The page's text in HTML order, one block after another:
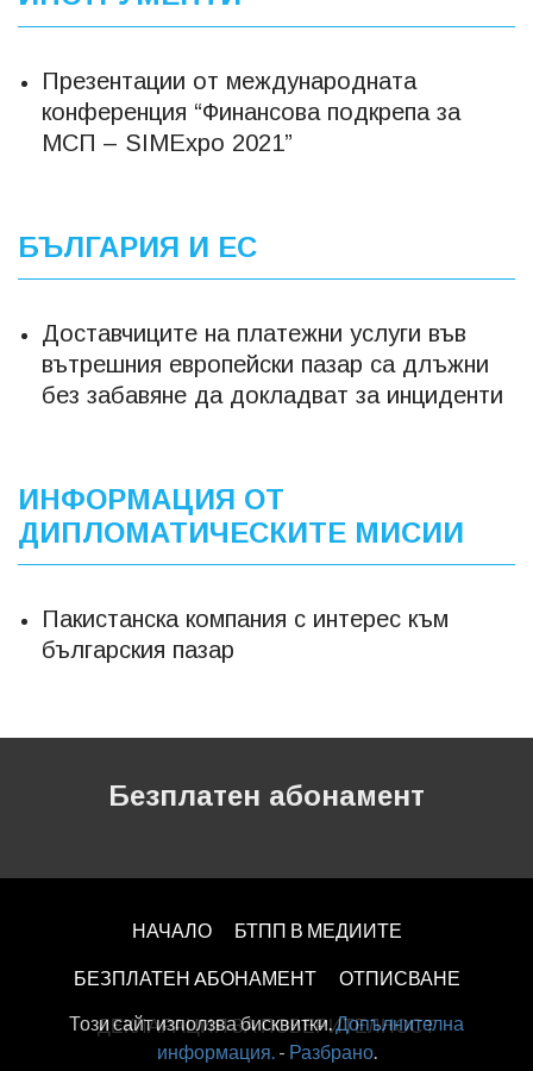
Презентации от международната
конференция “Финансова подкрепа за
МСП – SIMExpo 2021”
БЪЛГАРИЯ И ЕС
Доставчиците на платежни услуги във
вътрешния европейски пазар са длъжни
без забавяне да докладват за инциденти
ИНФОРМАЦИЯ ОТ
ДИПЛОМАТИЧЕСКИТЕ МИСИИ
Пакистанска компания с интерес към
българския пазар
Безплатен абонамент
НАЧАЛО БТПП В МЕДИИТЕ
БЕЗПЛАТЕН AБОНАМЕНТ ОТПИСВАНЕ
ДЕКЛАРАЦИЯ ЗА ПОВЕРИТЕЛНОСT
Този сайт използва бисквитки.Допълнителна
информация.- Разбрано.